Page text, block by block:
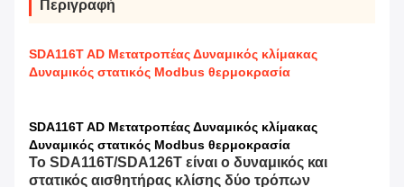
Περιγραφή
SDA116T AD Μετατροπέας Δυναμικός κλίμακας
Δυναμικός στατικός Modbus θερμοκρασία
SDA116T AD Μετατροπέας Δυναμικός κλίμακας
Δυναμικός στατικός Modbus θερμοκρασία
Το SDA116T/SDA126T είναι ο δυναμικός και
στατικός αισθητήρας κλίσης δύο τρόπων